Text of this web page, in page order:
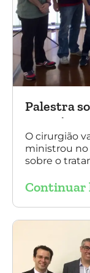
Palestra
O cirurgião
ministrou no
sobre o
foto, Dr.
Angiologia e
do Sul.